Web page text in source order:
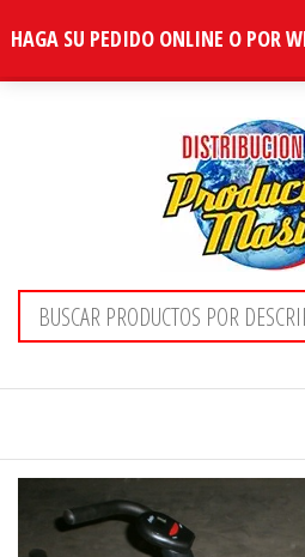
HAGA SU PEDIDO ONLINE O POR
Distribucion Masiva